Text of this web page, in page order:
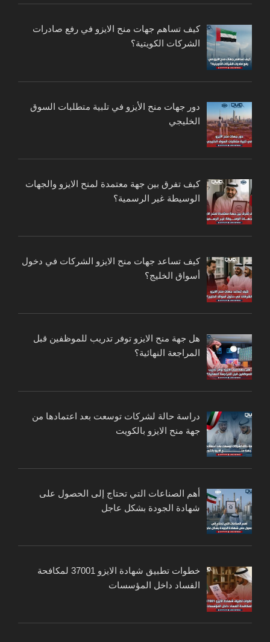
كيف تساهم جهات منح الايزو في رفع صادرات
الشركات الكويتية؟
دور جهات منح الأيزو في تلبية متطلبات السوق
الخليجي
كيف تفرق بين جهة معتمدة لمنح الايزو والجهات
الوسيطة غير الرسمية؟
كيف تساعد جهات منح الايزو الشركات في دخول
أسواق الخليج؟
هل جهة منح الايزو توفر تدريب للموظفين قبل
المراجعة النهائية؟
دراسة حالة لشركات توسعت بعد اعتمادها من
جهة منح الايزو بالكويت
أهم الصناعات التي تحتاج إلى الحصول على
شهادة الجودة بشكل عاجل
خطوات تطبيق شهادة الايزو 37001 لمكافحة
الفساد داخل المؤسسات